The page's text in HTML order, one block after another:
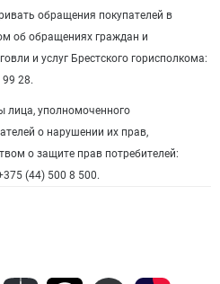
обращения покупателей в
об обращениях граждан и
и услуг Брестского горисполкома:
28.
лица, уполномоченного
о нарушении их прав,
о защите прав потребителей:
(44) 500 8 500.